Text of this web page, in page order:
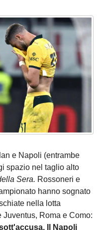
e Napoli (entrambe
spazio nel taglio alto
Sera. Rossoneri e
hanno sognato
nella lotta
Roma e Como:
Il Napoli